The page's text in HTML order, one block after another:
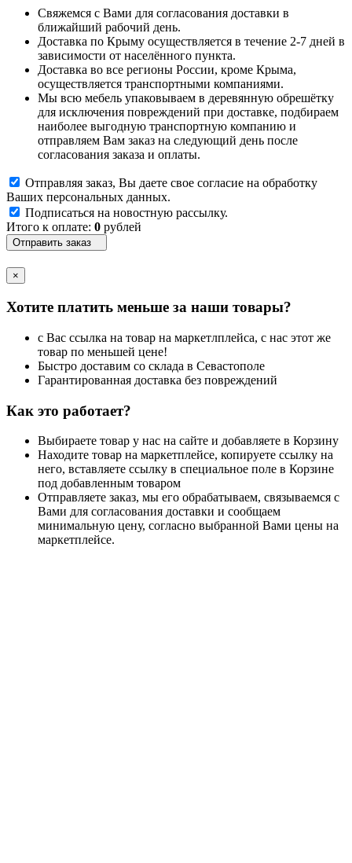
Свяжемся с Вами для согласования доставки в
ближайший рабочий день.
Доставка по Крыму осуществляется в течение 2-7 дней в
зависимости от населённого пункта.
Доставка во все регионы России, кроме Крыма,
осуществляется транспортными компаниями.
Мы всю мебель упаковываем в деревянную обрешётку
для исключения повреждений при доставке, подбираем
наиболее выгодную транспортную компанию и
отправляем Вам заказ на следующий день после
согласования заказа и оплаты.
Отправляя заказ, Вы даете свое согласие на обработку
Ваших персональных данных.
Подписаться на новостную рассылку.
Итого к оплате: 0 рублей
×
Хотите платить меньше за наши товары?
с Вас ссылка на товар на маркетлплейса, с нас этот же
товар по меньшей цене!
Быстро доставим со склада в Севастополе
Гарантированная доставка без повреждений
Как это работает?
Выбираете товар у нас на сайте и добавляете в Корзину
Находите товар на маркетплейсе, копируете ссылку на
него, вставляете ссылку в специальное поле в Корзине
под добавленным товаром
Отправляете заказ, мы его обрабатываем, связываемся с
Вами для согласования доставки и сообщаем
минимальную цену, согласно выбранной Вами цены на
маркетплейсе.